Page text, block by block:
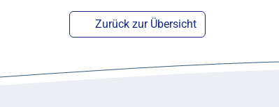
Zurück zur Übersicht